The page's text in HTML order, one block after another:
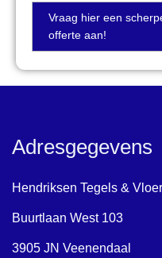
Vraag hier een
offerte aan!
Adresgegevens
Hendriksen Tegels &
Buurtlaan West 103
3905 JN Veenendaal